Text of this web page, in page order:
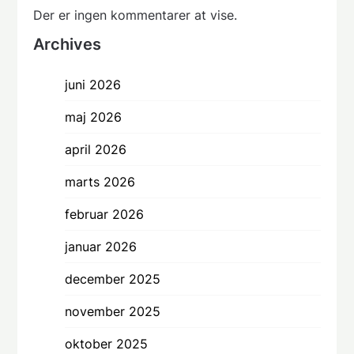
Der er ingen kommentarer at vise.
Archives
juni 2026
maj 2026
april 2026
marts 2026
februar 2026
januar 2026
december 2025
november 2025
oktober 2025